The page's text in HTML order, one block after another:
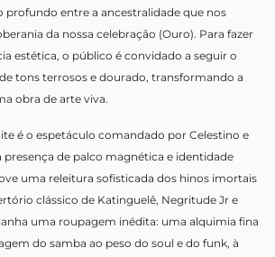
profundo entre a ancestralidade que nos
da nossa celebração (Ouro). Para fazer
estética, o público é convidado a seguir o
tons terrosos e dourado, transformando a
obra de arte viva.
é o espetáculo comandado por Celestino e
presença de palco magnética e identidade
uma releitura sofisticada dos hinos imortais
clássico de Katinguelê, Negritude Jr e
uma roupagem inédita: uma alquimia fina
do samba ao peso do soul e do funk, à